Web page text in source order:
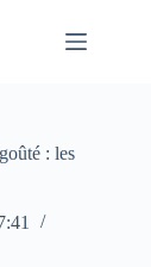
: les